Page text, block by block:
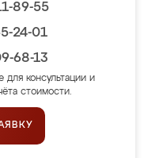
89-55
24-01
68-13
для консультации и
стоимости.